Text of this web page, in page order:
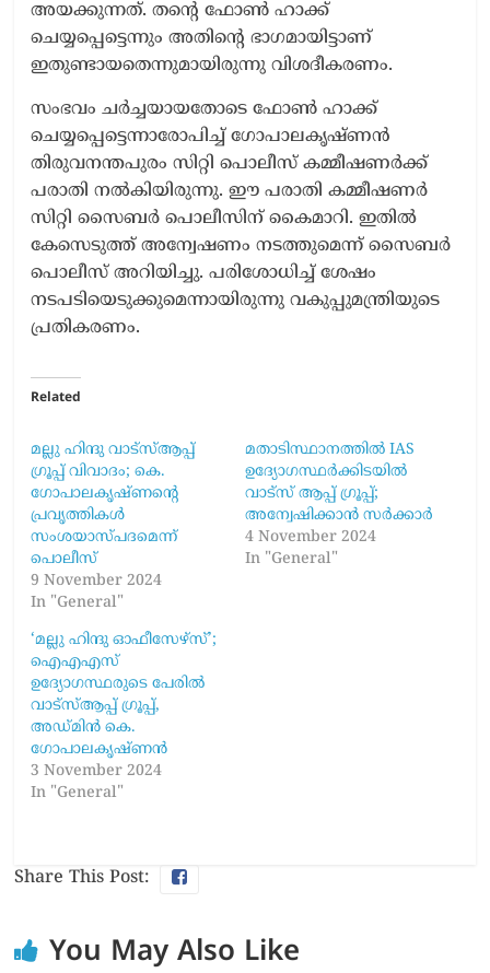
അയക്കുന്നത്. തന്‍റെ ഫോൺ ഹാക്ക്
ചെയ്യപ്പെട്ടെന്നും അതിന്‍റെ ഭാഗമായിട്ടാണ്
ഇതുണ്ടായതെന്നുമായിരുന്നു വിശദീകരണം.
സംഭവം ചർച്ചയായതോടെ ഫോൺ ഹാക്ക്
ചെയ്യപ്പെട്ടെന്നാരോപിച്ച് ഗോപാലകൃഷ്ണൻ
തിരുവനന്തപുരം സിറ്റി പൊലീസ് കമ്മീഷണർക്ക്
പരാതി നൽകിയിരുന്നു. ഈ പരാതി കമ്മീഷണർ
സിറ്റി സൈബർ പൊലീസിന് കൈമാറി. ഇതിൽ
കേസെടുത്ത് അന്വേഷണം നടത്തുമെന്ന് സൈബർ
പൊലീസ് അറിയിച്ചു. പരിശോധിച്ച് ശേഷം
നടപടിയെടുക്കുമെന്നായിരുന്നു വകുപ്പുമന്ത്രിയുടെ
പ്രതികരണം.
Related
മല്ലു ഹിന്ദു വാട്സ്ആപ്പ്
ഗ്രൂപ്പ് വിവാദം; കെ.
ഗോപാലകൃഷ്ണന്‍റെ
പ്രവൃത്തികൾ
സംശയാസ്പദമെന്ന്
പൊലീസ്
9 November 2024
In "General"
മതാടിസ്ഥാനത്തിൽ IAS
ഉദ്യോഗസ്ഥർക്കിടയിൽ
വാട്സ് ആപ്പ് ഗ്രൂപ്പ്;
അന്വേഷിക്കാൻ സർക്കാർ
4 November 2024
In "General"
‘മല്ലു ഹിന്ദു ഓഫീസേഴ്‌സ്’;
ഐഎഎസ്
ഉദ്യോഗസ്ഥരുടെ പേരിൽ
വാട്‌സ്ആപ്പ് ഗ്രൂപ്പ്,
അഡ്മിൻ കെ.
ഗോപാലകൃഷ്ണൻ
3 November 2024
In "General"
Share This Post:
You May Also Like